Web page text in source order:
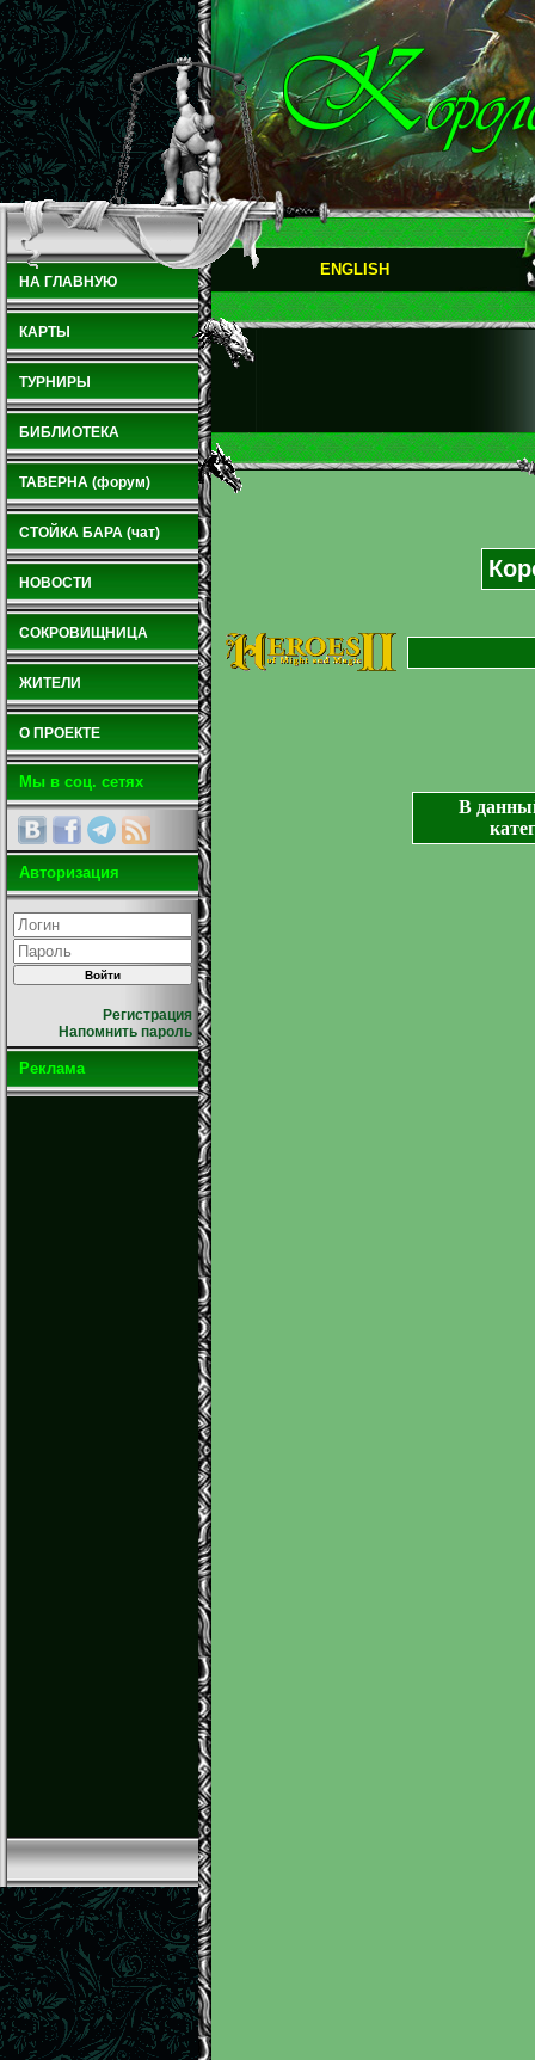
НА ГЛАВНУЮ
КАРТЫ
ТУРНИРЫ
БИБЛИОТЕКА
ТАВЕРНА (форум)
СТОЙКА БАРА (чат)
НОВОСТИ
СОКРОВИЩНИЦА
ЖИТЕЛИ
О ПРОЕКТЕ
Мы в соц. сетях
Авторизация
Регистрация
Напомнить пароль
Реклама
ENGLISH
В